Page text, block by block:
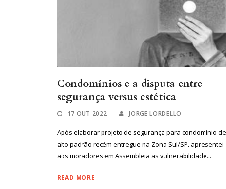
Condomínios e a disputa entre
segurança versus estética
17 OUT 2022 JORGE LORDELLO
Após elaborar projeto de segurança para condomínio de
alto padrão recém entregue na Zona Sul/SP, apresentei
aos moradores em Assembleia as vulnerabilidade...
READ MORE